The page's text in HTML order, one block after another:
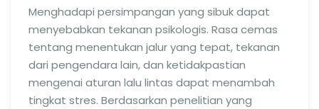
Menghadapi persimpangan yang sibuk dapat
menyebabkan tekanan psikologis. Rasa cemas
tentang menentukan jalur yang tepat, tekanan
dari pengendara lain, dan ketidakpastian
mengenai aturan lalu lintas dapat menambah
tingkat stres. Berdasarkan penelitian yang